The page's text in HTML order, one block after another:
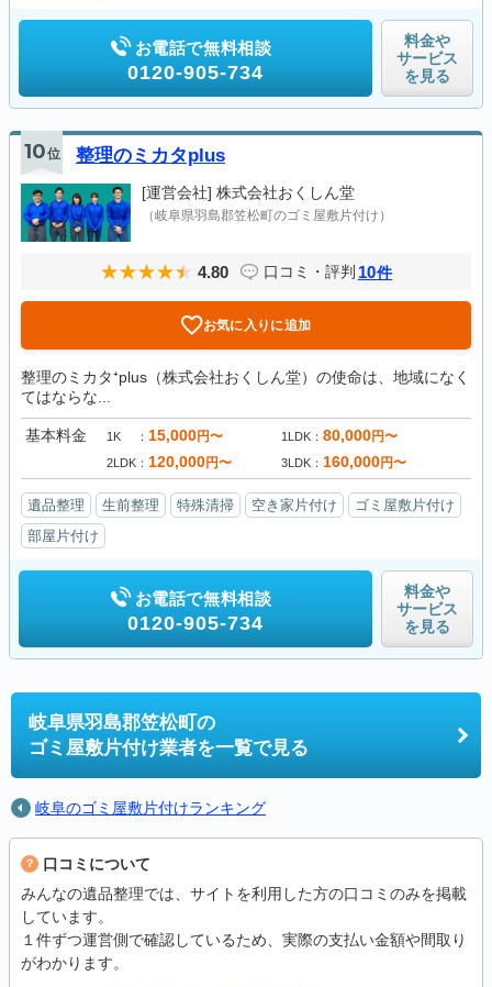
お電話で無料相談
0120-905-734
料金や
サービス
を見る
10位 整理のミカタplus
[運営会社] 株式会社おくしん堂
（岐阜県羽島郡笠松町のゴミ屋敷片付け）
4.80 口コミ・評判 10件
お気に入りに追加
整理のミカタ⁺plus（株式会社おくしん堂）の使命は、地域になく
てはならな...
基本料金 1K 15,000円〜 1LDK 80,000円〜
2LDK 120,000円〜 3LDK 160,000円〜
遺品整理 生前整理 特殊清掃 空き家片付け
ゴミ屋敷片付け
部屋片付け
お電話で無料相談
0120-905-734
料金や
サービス
を見る
岐阜県羽島郡笠松町の
ゴミ屋敷片付け業者を一覧で見る
岐阜のゴミ屋敷片付けランキング
口コミについて
みんなの遺品整理では、サイトを利用した方の口コミのみを掲載
しています。
１件ずつ運営側で確認しているため、実際の支払い金額や間取り
がわかります。